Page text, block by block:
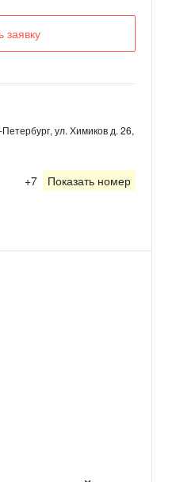
заявку
ул. Химиков д. 26,
+7 Показать номер